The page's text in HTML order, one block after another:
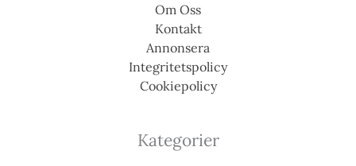
Om Oss
Kontakt
Annonsera
Integritetspolicy
Cookiepolicy
Kategorier